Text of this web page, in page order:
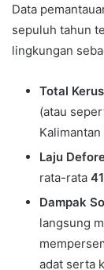
Data
sepuluh tahun
lingkungan
Total
(atau
Laju
rata-rata
Dampak
langsung
adat serta